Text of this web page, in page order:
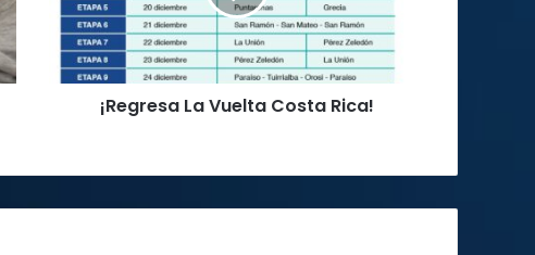
¡Regresa La Vuelta Costa Rica!